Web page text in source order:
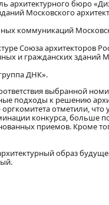
архитектурного бюро
Московского
коммуникаций
Союза архитекторов
и гражданских зданий
ДНК».
выбранной
подходы к решению
отметили, что
конкурса, больше
приемов. Кроме
образ